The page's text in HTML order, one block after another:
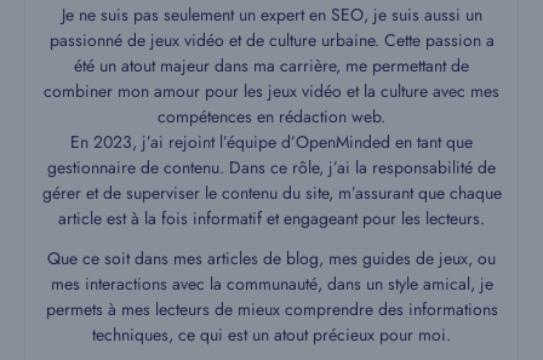
Je ne suis pas seulement un expert en SEO, je suis aussi un
passionné de jeux vidéo et de culture urbaine. Cette passion a
été un atout majeur dans ma carrière, me permettant de
combiner mon amour pour les jeux vidéo et la culture avec mes
compétences en rédaction web.
En 2023, j’ai rejoint l’équipe d’OpenMinded en tant que
gestionnaire de contenu. Dans ce rôle, j’ai la responsabilité de
gérer et de superviser le contenu du site, m’assurant que chaque
article est à la fois informatif et engageant pour les lecteurs.
Que ce soit dans mes articles de blog, mes guides de jeux, ou
mes interactions avec la communauté, dans un style amical, je
permets à mes lecteurs de mieux comprendre des informations
techniques, ce qui est un atout précieux pour moi.